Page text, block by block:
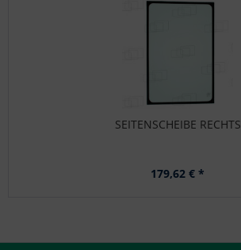
SEITENSCHEIBE RECHTS
179,62 € *